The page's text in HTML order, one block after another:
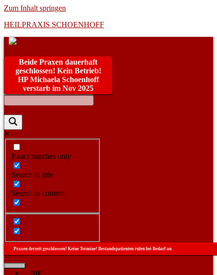
Zum Inhalt springen
HEILPRAXIS SCHOENHOFF
Beide Praxen dauerhaft
geschlossen! Kein Betrieb!
HP Michaela Schoenhoff
verstarb im Nov 2025
Exact matches only
Search in title
Search in content
Praxen derzeit geschlossen! Keine Termine! Bestandspatienten rufen bei Bedarf an.
DIE